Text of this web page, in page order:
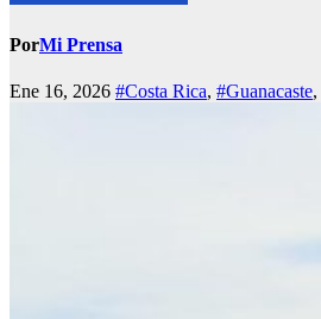
PorMi Prensa
Ene 16, 2026 #Costa Rica, #Guanacaste,